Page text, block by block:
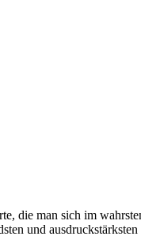
die man sich im
und